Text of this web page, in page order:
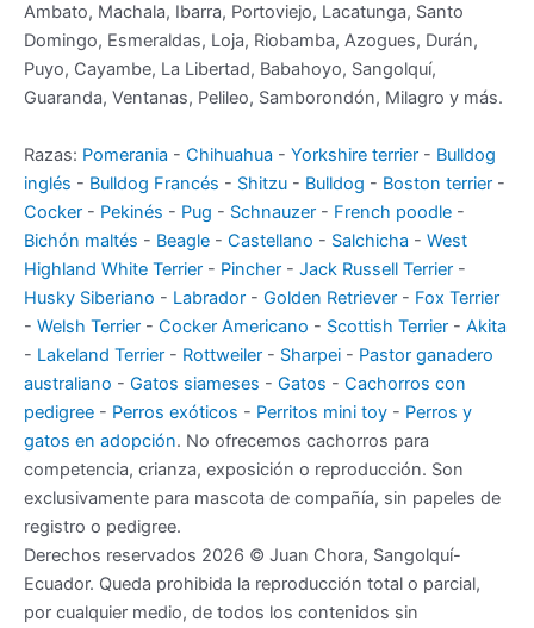
Ambato, Machala, Ibarra, Portoviejo, Lacatunga, Santo
Domingo, Esmeraldas, Loja, Riobamba, Azogues, Durán,
Puyo, Cayambe, La Libertad, Babahoyo, Sangolquí,
Guaranda, Ventanas, Pelileo, Samborondón, Milagro y más.
Razas: Pomerania - Chihuahua - Yorkshire terrier - Bulldog
inglés - Bulldog Francés - Shitzu - Bulldog - Boston terrier -
Cocker - Pekinés - Pug - Schnauzer - French poodle -
Bichón maltés - Beagle - Castellano - Salchicha - West
Highland White Terrier - Pincher - Jack Russell Terrier -
Husky Siberiano - Labrador - Golden Retriever - Fox Terrier
- Welsh Terrier - Cocker Americano - Scottish Terrier - Akita
- Lakeland Terrier - Rottweiler - Sharpei - Pastor ganadero
australiano - Gatos siameses - Gatos - Cachorros con
pedigree - Perros exóticos - Perritos mini toy - Perros y
gatos en adopción. No ofrecemos cachorros para
competencia, crianza, exposición o reproducción. Son
exclusivamente para mascota de compañía, sin papeles de
registro o pedigree.
Derechos reservados 2026 © Juan Chora, Sangolquí-
Ecuador. Queda prohibida la reproducción total o parcial,
por cualquier medio, de todos los contenidos sin